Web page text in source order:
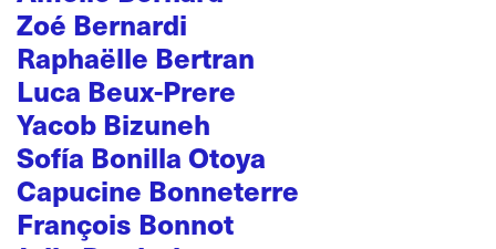
Zoé Bernardi
Raphaëlle Bertran
Luca Beux-Prere
Yacob Bizuneh
Sofía Bonilla Otoya
Capucine Bonneterre
François Bonnot